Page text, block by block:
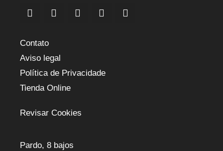
Contato
Aviso legal
Política de Privacidade
Tienda Online
Revisar Cookies
Pardo, 8 bajos